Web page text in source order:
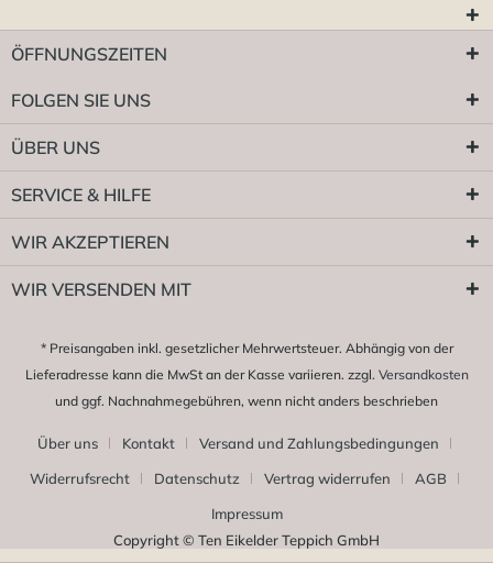
ÖFFNUNGSZEITEN
FOLGEN SIE UNS
ÜBER UNS
SERVICE & HILFE
WIR AKZEPTIEREN
WIR VERSENDEN MIT
* Preisangaben inkl. gesetzlicher Mehrwertsteuer. Abhängig von der
Lieferadresse kann die MwSt an der Kasse variieren. zzgl. Versandkosten
und ggf. Nachnahmegebühren, wenn nicht anders beschrieben
Über uns Kontakt
Versand und Zahlungsbedingungen
Widerrufsrecht
Datenschutz Vertrag widerrufen
AGB
Impressum
Copyright © Ten Eikelder Teppich GmbH